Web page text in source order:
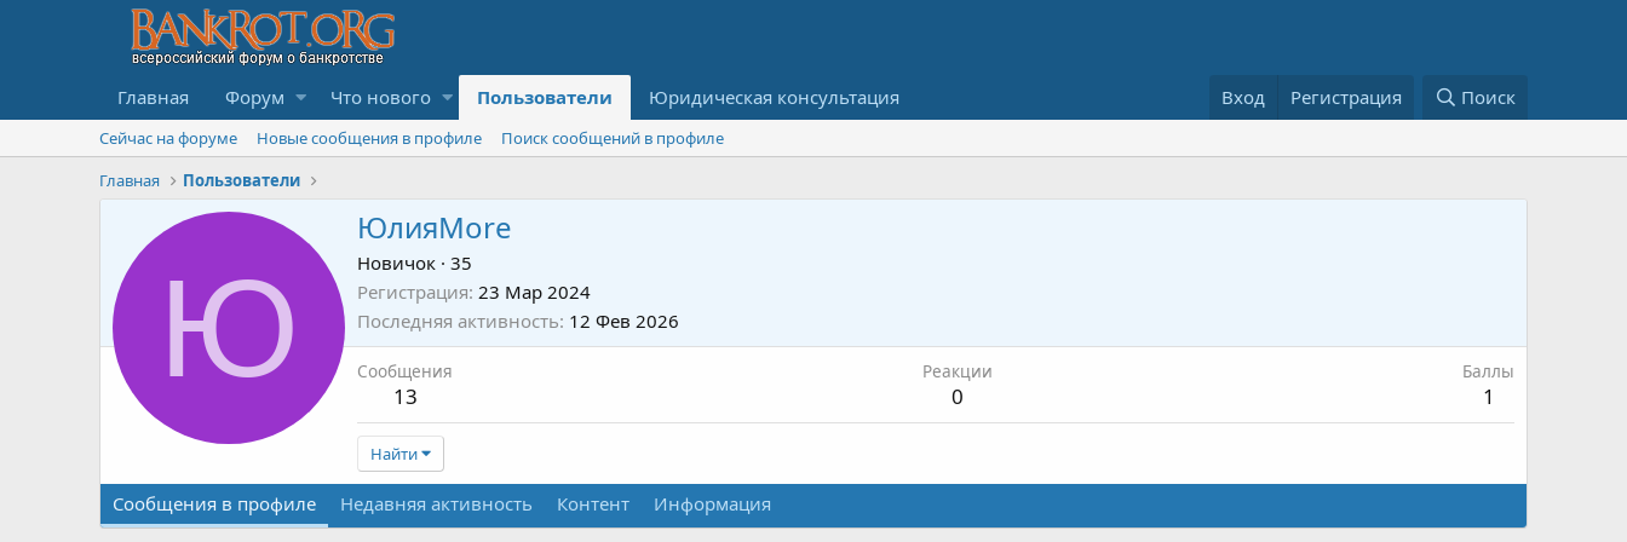
Главная Форум Что нового Пользователи Юридическая консультация Вход Регистрация Поиск
Сейчас на форуме Новые сообщения в профиле
Поиск сообщений в профиле
Главная
Пользователи
Ю
ЮлияMore
Новичок · 35
Регистрация 23 Мар 2024
Последняя активность 12 Фев 2026
Сообщения
13
Реакции
0
Баллы
1
Найти
Сообщения в профиле Недавняя активность Контент Информация